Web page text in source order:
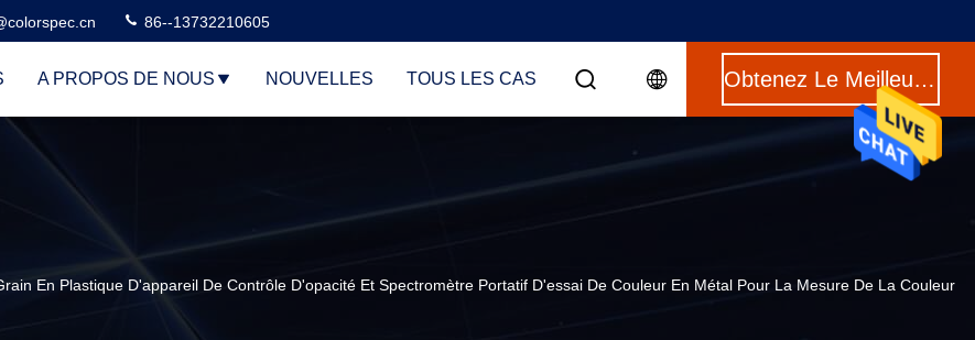
86--13732210605
A PROPOS DE NOUS NOUVELLES TOUS LES CAS Obtenez Le Meilleur Prix
En Plastique D'appareil De Contrôle D'opacité Et Spectromètre Portatif D'essai De Couleur En Métal Pour La Mesure De La Couleur